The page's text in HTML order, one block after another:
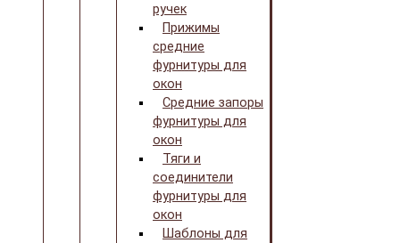
ручек
Прижимы
средние
фурнитуры для
окон
Средние запоры
фурнитуры для
окон
Тяги и
соединители
фурнитуры для
окон
Шаблоны для